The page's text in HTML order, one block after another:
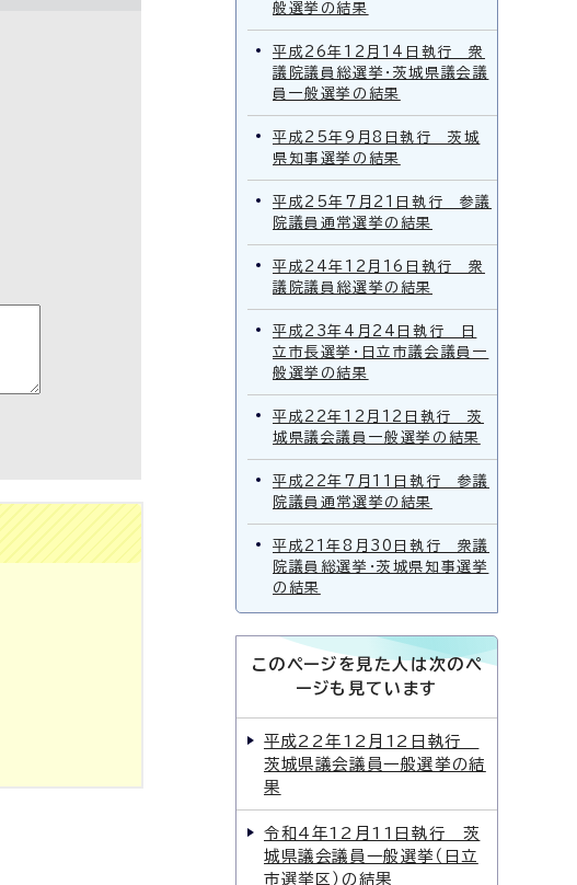
般選挙の結果
平成26年12月14日執行 衆
議院議員総選挙・茨城県議会議
員一般選挙の結果
平成25年9月8日執行 茨城
県知事選挙の結果
平成25年7月21日執行 参議
院議員通常選挙の結果
平成24年12月16日執行 衆
議院議員総選挙の結果
平成23年4月24日執行 日
立市長選挙・日立市議会議員一
般選挙の結果
平成22年12月12日執行 茨
城県議会議員一般選挙の結果
平成22年7月11日執行 参議
院議員通常選挙の結果
平成21年8月30日執行 衆議
院議員総選挙・茨城県知事選挙
の結果
このページを見た人は次のペ
ージも見ています
平成22年12月12日執行
茨城県議会議員一般選挙の結
果
令和4年12月11日執行 茨
城県議会議員一般選挙（日立
市選挙区）の結果